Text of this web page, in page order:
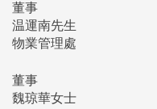
董事
温運南先生
物業管理處
董事
魏琼華女士